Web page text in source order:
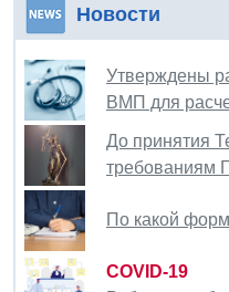
Новости
Утверждены
ВМП для
До принятия
требованиям
По какой
COVID-19